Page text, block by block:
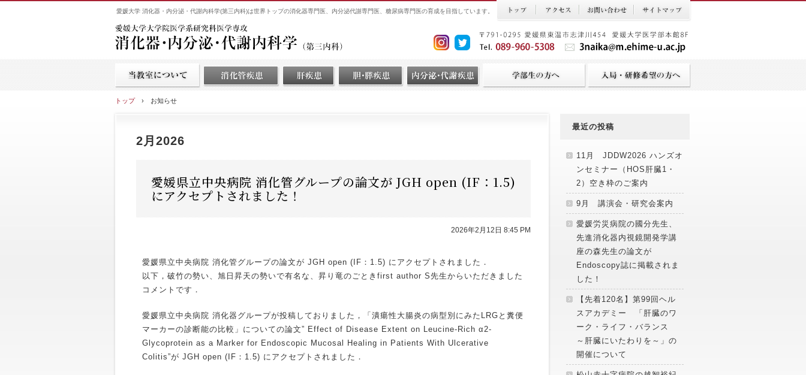
愛媛大学 消化器・内分泌・代謝内科学(第三内科)は世界トップの消化器専門医、内分泌代謝専門医、糖尿病専門医の育成を目指しています。
トップ› お知らせ
2月2026
愛媛県立中央病院 消化管グループの論文が JGH open (IF：1.5)
にアクセプトされました！
2026年2月12日 8:45 PM
愛媛県立中央病院 消化管グループの論文が JGH open (IF：1.5) にアクセプトされました．
以下，破竹の勢い、旭日昇天の勢いで有名な、昇り竜のごときfirst author S先生からいただきました
コメントです．
愛媛県立中央病院 消化器グループが投稿しておりました，「潰瘍性大腸炎の病型別にみたLRGと糞便
マーカーの診断能の比較」についての論文” Effect of Disease Extent on Leucine-Rich α2-
Glycoprotein as a Marker for Endoscopic Mucosal Healing in Patients With Ulcerative
Colitis”が JGH open (IF：1.5) にアクセプトされました．
最近の投稿
11月 JDDW2026 ハンズオ
ンセミナー（HOS肝臓1・
2）空き枠のご案内
9月 講演会・研究会案内
愛媛労災病院の國分先生、
先進消化器内視鏡開発学講
座の森先生の論文が
Endoscopy誌に掲載されま
した！
【先着120名】第99回ヘル
スアカデミー 「肝臓のワ
ーク・ライフ・バランス
～肝臓にいたわりを～」の
開催について